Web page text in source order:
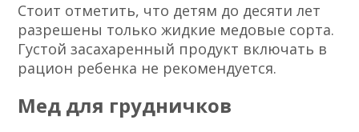
Стоит отметить, что детям до десяти лет
разрешены только жидкие медовые сорта.
Густой засахаренный продукт включать в
рацион ребенка не рекомендуется.
Мед для грудничков